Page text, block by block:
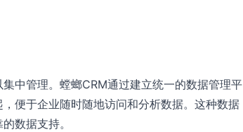
中管理。螳螂CRM通过建立统一的数据管理平
便于企业随时随地访问和分析数据。这种数据
数据支持。